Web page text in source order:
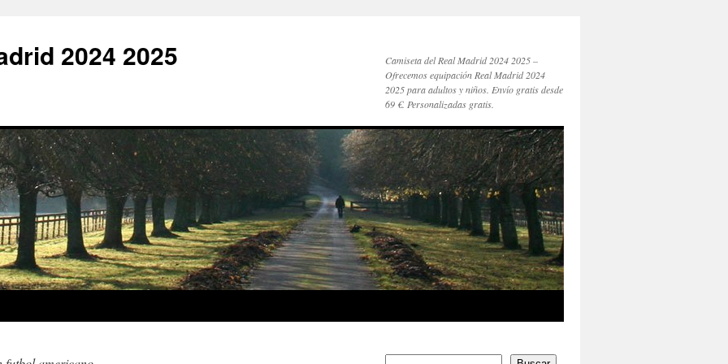
2024 2025
Camiseta del Real Madrid 2024 2025 –
Ofrecemos equipación Real Madrid 2024
2025 para adultos y niños. Envío gratis desde
69 €. Personalizadas gratis.